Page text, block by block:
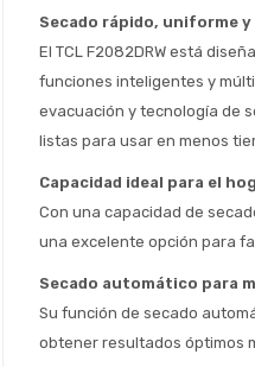
Secado rápido, uniforme
El TCL F2082DRW está
funciones inteligentes y
evacuación y tecnología de
listas para usar en menos
Capacidad ideal para el
Con una capacidad de
una excelente opción para
Secado automático para
Su función de secado
obtener resultados óptimos